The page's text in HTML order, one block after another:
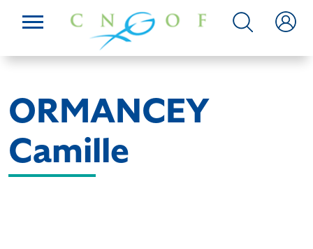
ORMANCEY
Camille